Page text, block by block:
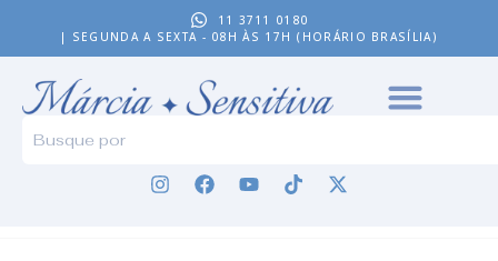
11 3711 0180
| SEGUNDA A SEXTA - 08H ÀS 17H (HORÁRIO BRASÍLIA)